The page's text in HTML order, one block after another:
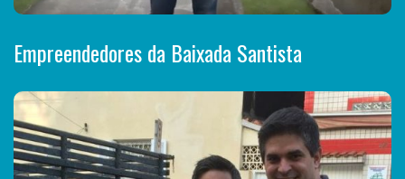
Empreendedores da Baixada Santista